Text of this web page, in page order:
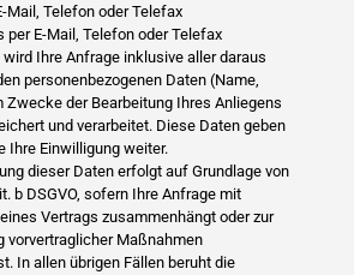
Mail, Telefon oder Telefax
per E-Mail, Telefon oder Telefax
Ihre Anfrage inklusive aller daraus
personenbezogenen Daten (Name,
Zwecke der Bearbeitung Ihres Anliegens
und verarbeitet. Diese Daten geben
Ihre Einwilligung weiter.
dieser Daten erfolgt auf Grundlage von
b DSGVO, sofern Ihre Anfrage mit
Vertrags zusammenhängt oder zur
vorvertraglicher Maßnahmen
In allen übrigen Fällen beruht die